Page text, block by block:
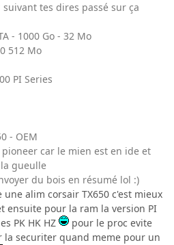
tes dires passé sur ça
- 1000 Go - 32 Mo
512 Mo
PI Series
- OEM
car le mien est en ide et
gueulle
du bois en résumé lol :)
alim corsair TX650 c'est mieux
ensuite pour la ram la version PI
PK HK HZ
pour le proc evite
la securiter quand meme pour un